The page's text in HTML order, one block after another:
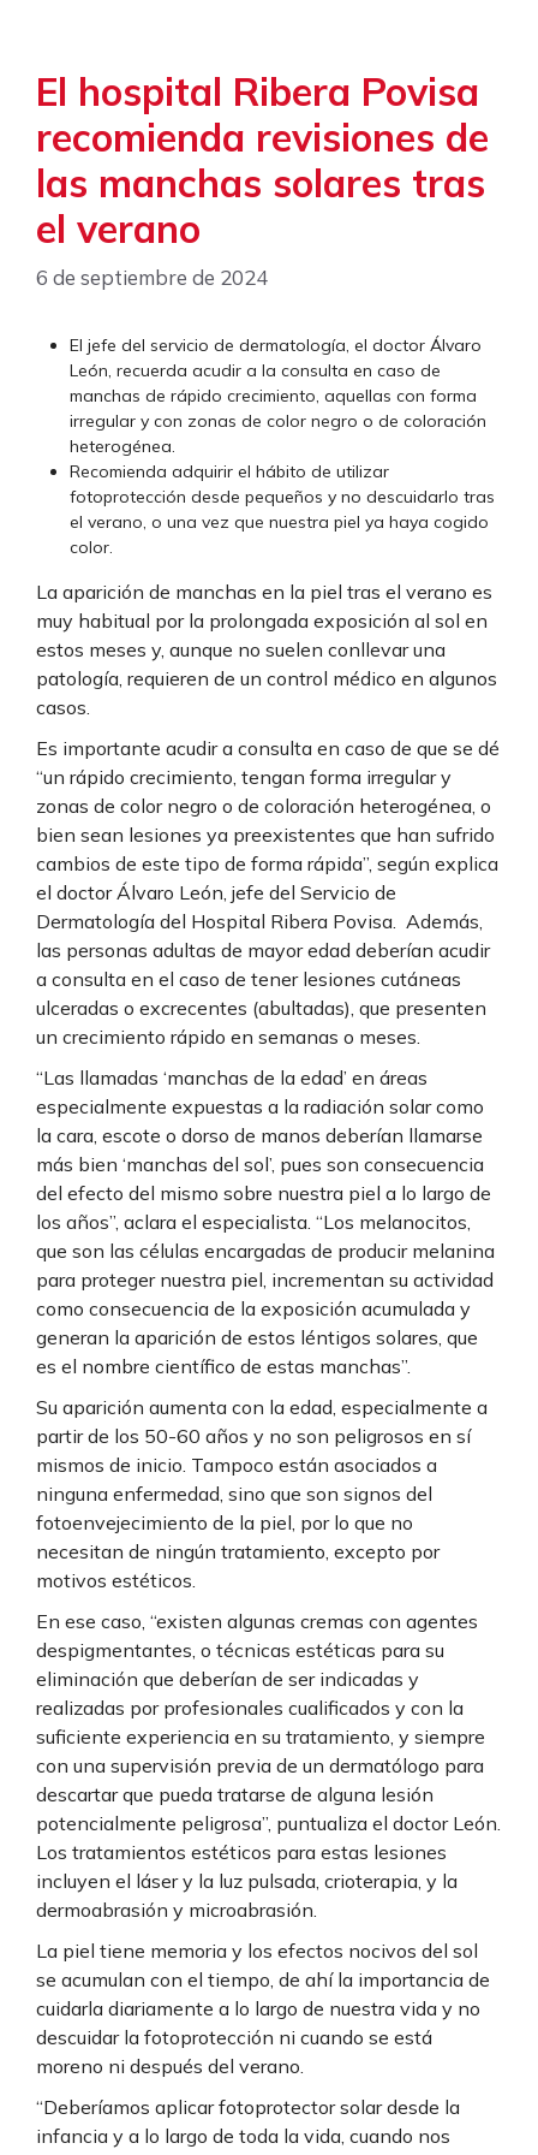
El hospital Ribera Povisa
recomienda revisiones de
las manchas solares tras
el verano
6 de septiembre de 2024
El jefe del servicio de dermatología, el doctor Álvaro
León, recuerda acudir a la consulta en caso de
manchas de rápido crecimiento, aquellas con forma
irregular y con zonas de color negro o de coloración
heterogénea.
Recomienda adquirir el hábito de utilizar
fotoprotección desde pequeños y no descuidarlo tras
el verano, o una vez que nuestra piel ya haya cogido
color.
La aparición de manchas en la piel tras el verano es
muy habitual por la prolongada exposición al sol en
estos meses y, aunque no suelen conllevar una
patología, requieren de un control médico en algunos
casos.
Es importante acudir a consulta en caso de que se dé
“un rápido crecimiento, tengan forma irregular y
zonas de color negro o de coloración heterogénea, o
bien sean lesiones ya preexistentes que han sufrido
cambios de este tipo de forma rápida”, según explica
el doctor Álvaro León, jefe del Servicio de
Dermatología del Hospital Ribera Povisa. Además,
las personas adultas de mayor edad deberían acudir
a consulta en el caso de tener lesiones cutáneas
ulceradas o excrecentes (abultadas), que presenten
un crecimiento rápido en semanas o meses.
“Las llamadas ‘manchas de la edad’ en áreas
especialmente expuestas a la radiación solar como
la cara, escote o dorso de manos deberían llamarse
más bien ‘manchas del sol’, pues son consecuencia
del efecto del mismo sobre nuestra piel a lo largo de
los años”, aclara el especialista. “Los melanocitos,
que son las células encargadas de producir melanina
para proteger nuestra piel, incrementan su actividad
como consecuencia de la exposición acumulada y
generan la aparición de estos léntigos solares, que
es el nombre científico de estas manchas”.
Su aparición aumenta con la edad, especialmente a
partir de los 50-60 años y no son peligrosos en sí
mismos de inicio. Tampoco están asociados a
ninguna enfermedad, sino que son signos del
fotoenvejecimiento de la piel, por lo que no
necesitan de ningún tratamiento, excepto por
motivos estéticos.
En ese caso, “existen algunas cremas con agentes
despigmentantes, o técnicas estéticas para su
eliminación que deberían de ser indicadas y
realizadas por profesionales cualificados y con la
suficiente experiencia en su tratamiento, y siempre
con una supervisión previa de un dermatólogo para
descartar que pueda tratarse de alguna lesión
potencialmente peligrosa”, puntualiza el doctor León.
Los tratamientos estéticos para estas lesiones
incluyen el láser y la luz pulsada, crioterapia, y la
dermoabrasión y microabrasión.
La piel tiene memoria y los efectos nocivos del sol
se acumulan con el tiempo, de ahí la importancia de
cuidarla diariamente a lo largo de nuestra vida y no
descuidar la fotoprotección ni cuando se está
moreno ni después del verano.
“Deberíamos aplicar fotoprotector solar desde la
infancia y a lo largo de toda la vida, cuando nos